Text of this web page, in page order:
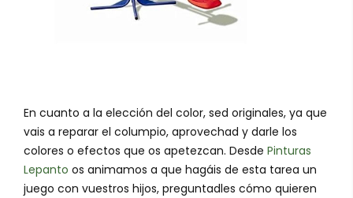
En cuanto a la elección del color, sed originales, ya que
vais a reparar el columpio, aprovechad y darle los
colores o efectos que os apetezcan. Desde Pinturas
Lepanto os animamos a que hagáis de esta tarea un
juego con vuestros hijos, preguntadles cómo quieren